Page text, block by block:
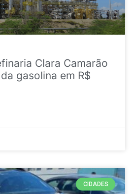
Clara Camarão
gasolina em R$
CIDADES